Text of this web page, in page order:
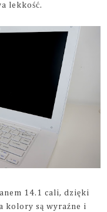
lekkość.
14.1 cali, dzięki
kolory są wyraźne i